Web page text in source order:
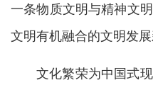
一条物质文明与精神文
文明有机融合的文明发展
文化繁荣为中国式